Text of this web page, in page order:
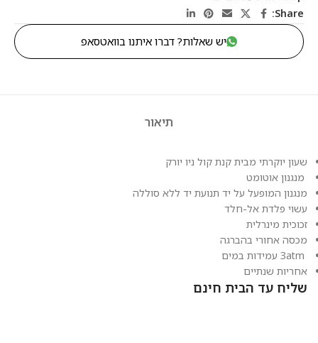
Share:
יש שאלות? דברו איתנו בוואטסאפ
תיאור
שעון יוקרתי מבית קנת קול ניו יורק
מנגנון אוטומט
מנגנון המופעל על יד תנועת יד ללא סוללה
עשוי פלדת אל-חלד
זכוכית מינרלית
מכסה אחורי בהברגה
אחריות שנתיים
שליח עד הבית חינם